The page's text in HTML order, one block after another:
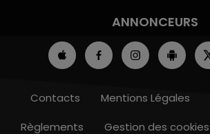
ANNONCEURS
Contacts Mentions Légales
Règlements
Gestion des cookies